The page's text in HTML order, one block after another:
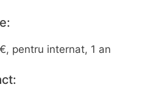
pentru internat, 1 an